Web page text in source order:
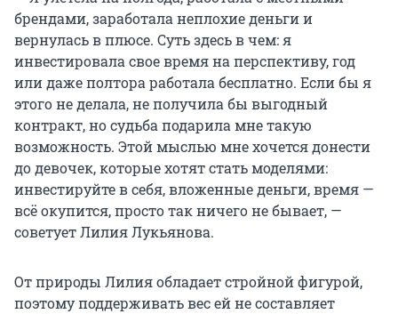
брендами, заработала неплохие деньги и
вернулась в плюсе. Суть здесь в чем: я
инвестировала свое время на перспективу, год
или даже полтора работала бесплатно. Если бы я
этого не делала, не получила бы выгодный
контракт, но судьба подарила мне такую
возможность. Этой мыслью мне хочется донести
до девочек, которые хотят стать моделями:
инвестируйте в себя, вложенные деньги, время —
всё окупится, просто так ничего не бывает, —
советует Лилия Лукьянова.
От природы Лилия обладает стройной фигурой,
поэтому поддерживать вес ей не составляет